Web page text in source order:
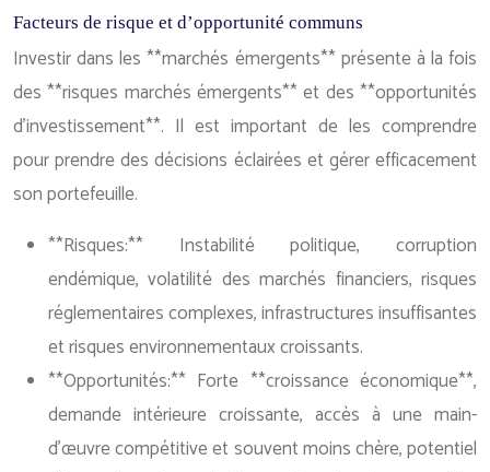
Facteurs de risque et d’opportunité communs
Investir dans les **marchés émergents** présente à la fois
des **risques marchés émergents** et des **opportunités
d’investissement**. Il est important de les comprendre
pour prendre des décisions éclairées et gérer efficacement
son portefeuille.
**Risques:** Instabilité politique, corruption
endémique, volatilité des marchés financiers, risques
réglementaires complexes, infrastructures insuffisantes
et risques environnementaux croissants.
**Opportunités:** Forte **croissance économique**,
demande intérieure croissante, accès à une main-
d’œuvre compétitive et souvent moins chère, potentiel